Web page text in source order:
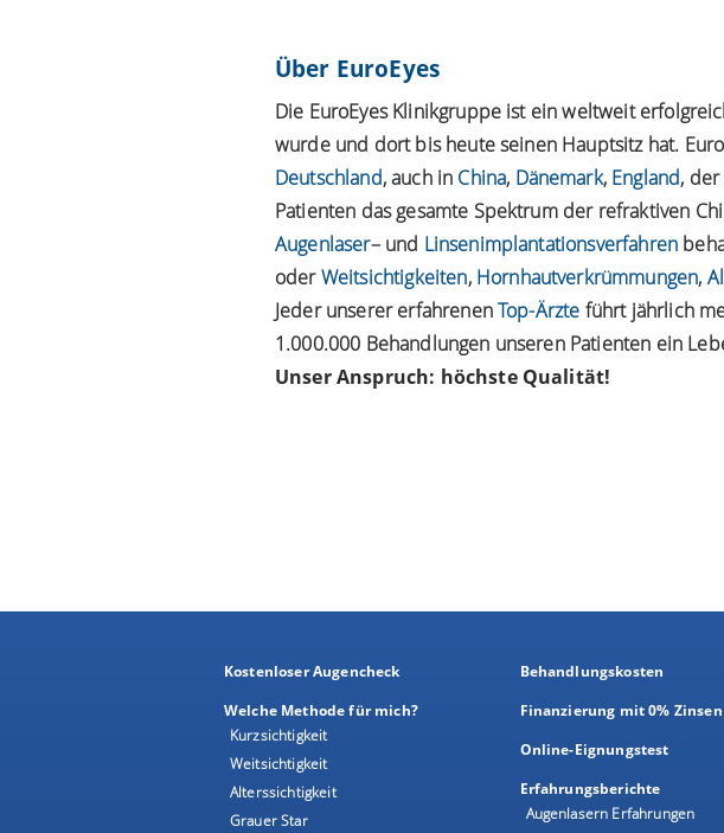
Über EuroEyes
Die EuroEyes Klinikgruppe ist ein weltweit
wurde und dort bis heute seinen Hauptsitz hat.
Deutschland, auch in China, Dänemark, England, der
Patienten das gesamte Spektrum der refraktiven
Augenlaser– und Linsenimplantationsverfahren
oderWeitsichtigkeiten, Hornhautverkrümmungen,
Jeder unserer erfahrenenTop-Ärzte führt jährlich
1.000.000 Behandlungen unseren Patienten ein
Unser Anspruch: höchste Qualität!
Kostenloser Augencheck
Welche Methode für mich?
Kurzsichtigkeit
Weitsichtigkeit
Alterssichtigkeit
Grauer Star
Behandlungskosten
Finanzierung mit 0% Zinsen
Online-Eignungstest
Erfahrungsberichte
Augenlasern Erfahrungen